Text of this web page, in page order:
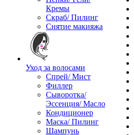
Кремы
Скраб/ Пилинг
Снятие макияжа
Уход за волосами
Спрей/ Мист
Филлер
Сыворотка/
Эссенция/ Масло
Кондиционер
Маска/ Пилинг
Шампунь